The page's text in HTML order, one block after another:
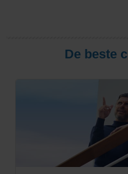
De beste